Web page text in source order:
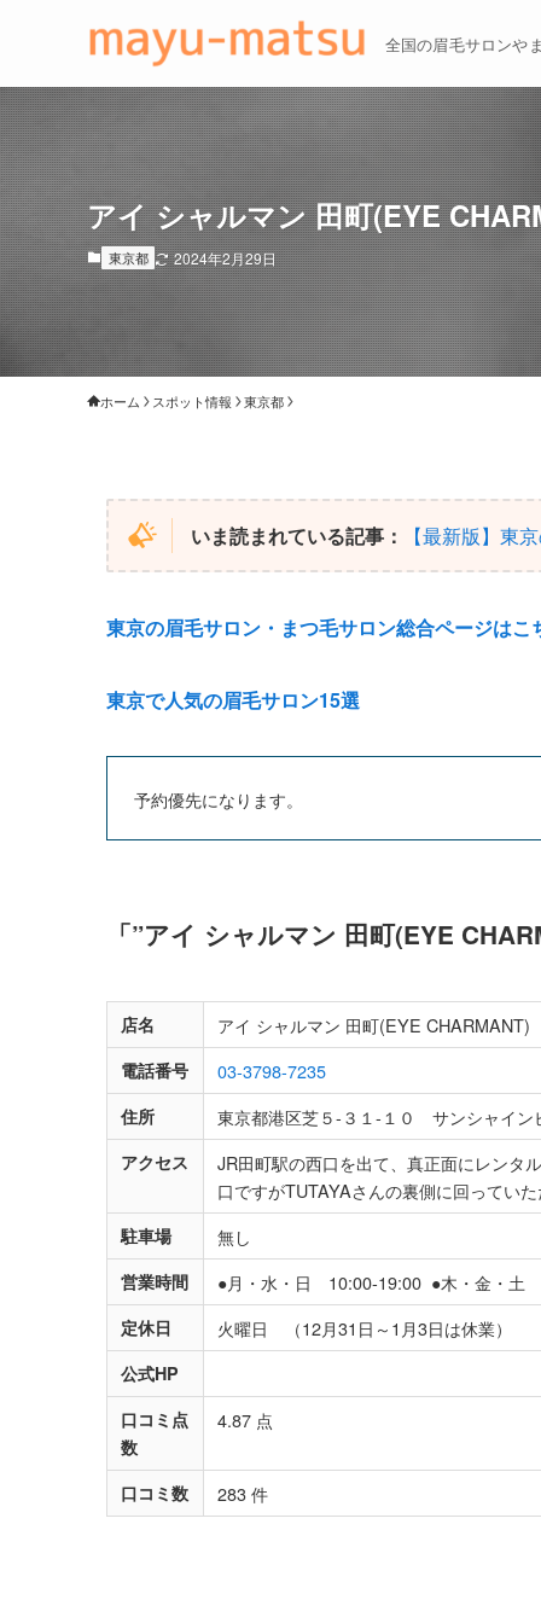
全国の眉毛サロンや
アイ シャルマン 田町(EYE
東京都 2024年2月29日
ホーム スポット情報 東京都
いま読まれている記事： 【最新版】東
東京の眉毛サロン・まつ毛サロン総合ページはこ
東京で人気の眉毛サロン15選
予約優先になります。
「”アイ シャルマン 田町(EYE
店名 アイ シャルマン 田町(EYE CHARMANT)
電話番号 03-3798-7235
住所 東京都港区芝５-３１-１０ サンシャイン
アクセス
JR田町駅の西口を出て、真正面にレンタ
口ですがTUTAYAさんの裏側に回ってい
駐車場 無し
営業時間 ●月・水・日 10:00-19:00 ●木・金・土
定休日 火曜日 （12月31日～1月3日は休業）
公式HP
口コミ点
数
4.87 点
口コミ数 283 件